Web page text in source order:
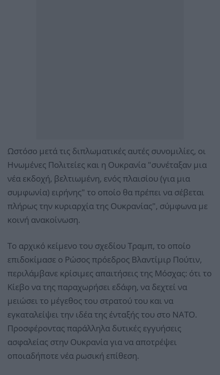
Ωστόσο μετά τις διπλωματικές αυτές συνομιλίες, οι
Ηνωμένες Πολιτείες και η Ουκρανία "συνέταξαν μια
νέα εκδοχή, βελτιωμένη, ενός πλαισίου (για μια
συμφωνία) ειρήνης" το οποίο θα πρέπει να σέβεται
πλήρως την κυριαρχία της Ουκρανίας", σύμφωνα με
κοινή ανακοίνωση.
Το αρχικό κείμενο του σχεδίου Τραμπ, το οποίο
επιδοκίμασε ο Ρώσος πρόεδρος Βλαντίμιρ Πούτιν,
περιλάμβανε κρίσιμες απαιτήσεις της Μόσχας: ότι το
Κίεβο να της παραχωρήσει εδάφη, να δεχτεί να
μειώσει το μέγεθος του στρατού του και να
εγκαταλείψει την ιδέα της ένταξής του στο ΝΑΤΟ.
Προσφέροντας παράλληλα δυτικές εγγυήσεις
ασφαλείας στην Ουκρανία για να αποτρέψει
οποιαδήποτε νέα ρωσική επίθεση.